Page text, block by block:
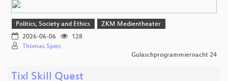
Politics, Society and Ethics
ZKM Medientheater
2026-06-06
128
Thomas Spies
Gulaschprogrammiernacht 24
Tixl Skill Quest